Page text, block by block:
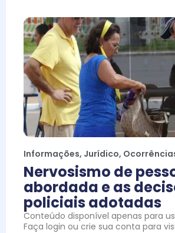
Informações, Jurídico,
Nervosismo de
abordada e as
policiais adotadas
Conteúdo disponível apenas para
Faça login ou crie sua conta para